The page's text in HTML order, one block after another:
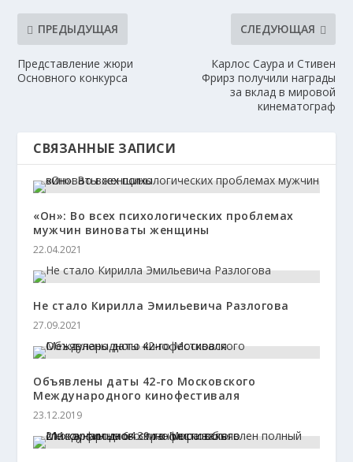
ПРЕДЫДУЩАЯ
Представление жюри
Основного конкурса
СЛЕДУЮЩАЯ
Карлос Саура и Стивен
Фрирз получили награды
за вклад в мировой
кинематограф
СВЯЗАННЫЕ ЗАПИСИ
«Он»: Во всех психологических проблемах
мужчин виноваты женщины
22.04.2021
Не стало Кирилла Эмильевича Разлогова
27.09.2021
Объявлены даты 42-го Московского
Международного кинофестиваля
23.12.2019